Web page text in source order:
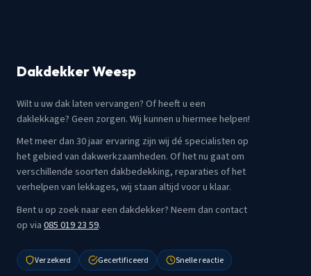
Dakdekker Weesp
Wilt u uw dak laten vervangen? Of heeft u een
daklekkage? Geen zorgen. Wij kunnen u hiermee helpen!
Met meer dan 30 jaar ervaring zijn wij dé specialisten op
het gebied van dakwerkzaamheden. Of het nu gaat om
verschillende soorten dakbedekking, reparaties of het
verhelpen van lekkages, wij staan altijd voor u klaar.
Bent u op zoek naar een dakdekker? Neem dan contact
op via085 019 23 59.
Verzekerd Gecertificeerd Snelle reactie